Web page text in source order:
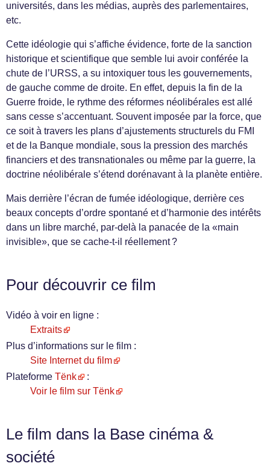
universités, dans les médias, auprès des parlementaires,
etc.
Cette idéologie qui s’affiche évidence, forte de la sanction
historique et scientifique que semble lui avoir conférée la
chute de l’URSS, a su intoxiquer tous les gouvernements,
de gauche comme de droite. En effet, depuis la fin de la
Guerre froide, le rythme des réformes néolibérales est allé
sans cesse s’accentuant. Souvent imposée par la force, que
ce soit à travers les plans d’ajustements structurels du FMI
et de la Banque mondiale, sous la pression des marchés
financiers et des transnationales ou même par la guerre, la
doctrine néolibérale s’étend dorénavant à la planète entière.
Mais derrière l’écran de fumée idéologique, derrière ces
beaux concepts d’ordre spontané et d’harmonie des intérêts
dans un libre marché, par-delà la panacée de la «main
invisible», que se cache-t-il réellement ?
Pour découvrir ce film
Vidéo à voir en ligne :
Extraits
Plus d’informations sur le film :
Site Internet du film
Plateforme Tënk
:
Voir le film sur Tënk
Le film dans la Base cinéma &
société